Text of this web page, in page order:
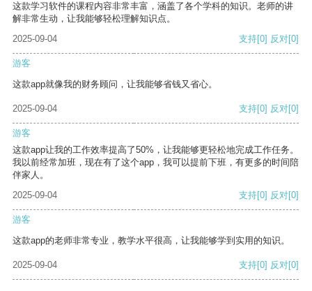
这款学习软件的课程内容非常丰富，涵盖了各个学科的知识。老师的讲
解非常生动，让我能够轻松理解知识点。
2025-09-04
支持[0] 反对[0]
游客
这款app就像我的财务顾问，让我能够省钱又省心。
2025-09-04 支持[0] 反对[0]
游客
这款app让我的工作效率提高了50%，让我能够更轻松地完成工作任务。
我以前经常加班，现在有了这个app，我可以提前下班，有更多的时间陪
伴家人。
2025-09-04
支持[0] 反对[0]
游客
这款app的老师非常专业，教学水平很高，让我能够学到实用的知识。
2025-09-04 支持[0] 反对[0]